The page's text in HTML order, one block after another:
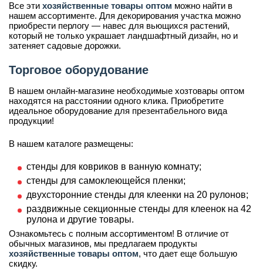
Все эти хозяйственные товары оптом можно найти в
нашем ассортименте. Для декорирования участка можно
приобрести перлогу — навес для вьющихся растений,
который не только украшает ландшафтный дизайн, но и
затеняет садовые дорожки.
Торговое оборудование
В нашем онлайн-магазине необходимые хозтовары оптом
находятся на расстоянии одного клика. Приобретите
идеальное оборудование для презентабельного вида
продукции!
В нашем каталоге размещены:
стенды для ковриков в ванную комнату;
стенды для самоклеющейся пленки;
двухсторонние стенды для клеенки на 20 рулонов;
раздвижные секционные стенды для клеенок на 42
рулона и другие товары.
Ознакомьтесь с полным ассортиментом! В отличие от
обычных магазинов, мы предлагаем продукты
хозяйственные товары оптом, что дает еще большую
скидку.